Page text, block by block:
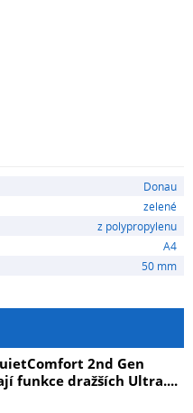
Donau
zelené
z polypropylenu
A4
50 mm
2nd Gen
funkce dražších Ultra....